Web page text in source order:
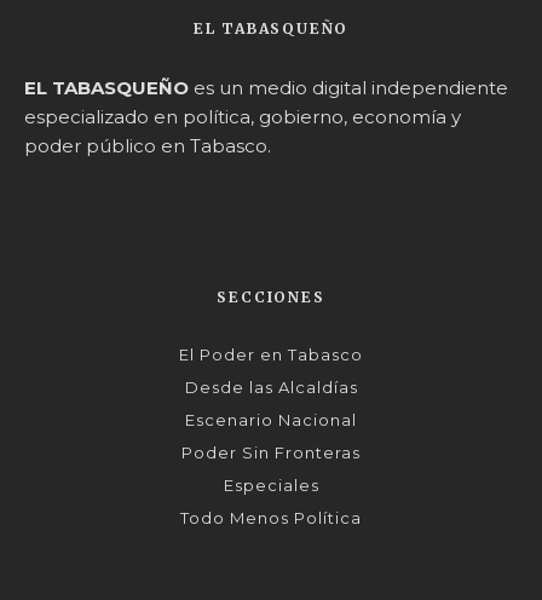
EL TABASQUEÑO
EL TABASQUEÑO es un medio digital independiente
especializado en política, gobierno, economía y
poder público en Tabasco.
SECCIONES
El Poder en Tabasco
Desde las Alcaldías
Escenario Nacional
Poder Sin Fronteras
Especiales
Todo Menos Política